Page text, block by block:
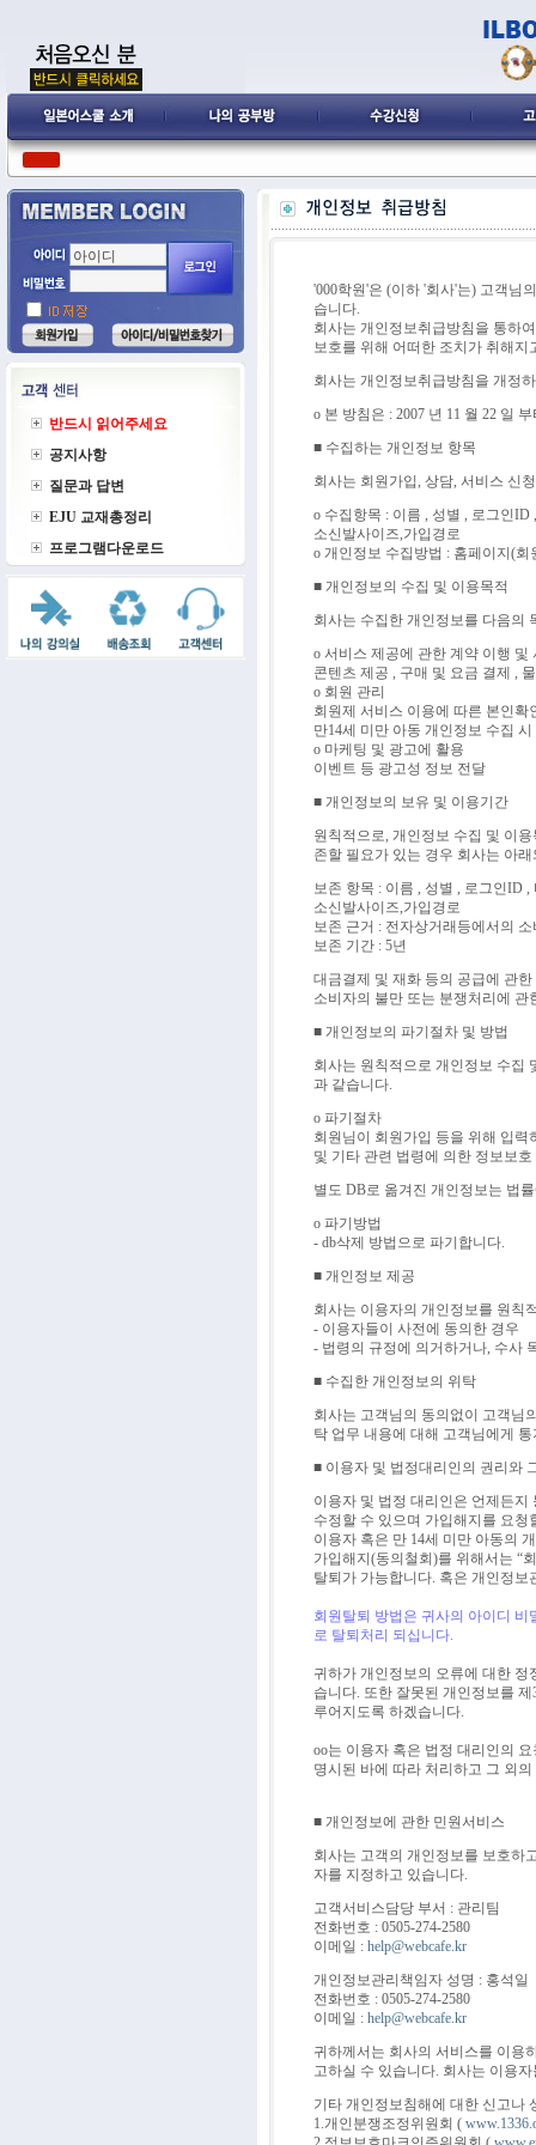
반드시 읽어주세요
공지사항
질문과 답변
EJU 교재총정리
프로그램다운로드
'000학원'은 (이하 '회사'는) 고객님
습니다.
회사는 개인정보취급방침을 통하
보호를 위해 어떠한 조치가 취해지
회사는 개인정보취급방침을 개정
ο 본 방침은 : 2007 년 11 월 22 일
■ 수집하는 개인정보 항목
회사는 회원가입, 상담, 서비스 신
ο 수집항목 : 이름 , 성별 , 로그인
소신발사이즈,가입경로
ο 개인정보 수집방법 : 홈페이지(회
■ 개인정보의 수집 및 이용목적
회사는 수집한 개인정보를 다음의
ο 서비스 제공에 관한 계약 이행 및
콘텐츠 제공 , 구매 및 요금 결제 ,
ο 회원 관리
회원제 서비스 이용에 따른 본인확
만14세 미만 아동 개인정보 수집
ο 마케팅 및 광고에 활용
이벤트 등 광고성 정보 전달
■ 개인정보의 보유 및 이용기간
원칙적으로, 개인정보 수집 및 이
존할 필요가 있는 경우 회사는 아
보존 항목 : 이름 , 성별 , 로그인ID
소신발사이즈,가입경로
보존 근거 : 전자상거래등에서의
보존 기간 : 5년
대금결제 및 재화 등의 공급에 관
소비자의 불만 또는 분쟁처리에
■ 개인정보의 파기절차 및 방법
회사는 원칙적으로 개인정보 수집
과 같습니다.
ο 파기절차
회원님이 회원가입 등을 위해 입
및 기타 관련 법령에 의한 정보보
별도 DB로 옮겨진 개인정보는 법
ο 파기방법
- db삭제 방법으로 파기합니다.
■ 개인정보 제공
회사는 이용자의 개인정보를 원칙
- 이용자들이 사전에 동의한 경우
- 법령의 규정에 의거하거나, 수사
■ 수집한 개인정보의 위탁
회사는 고객님의 동의없이 고객님
탁 업무 내용에 대해 고객님에게
■ 이용자 및 법정대리인의 권리와
이용자 및 법정 대리인은 언제든
수정할 수 있으며 가입해지를 요청
이용자 혹은 만 14세 미만 아동의
가입해지(동의철회)를 위해서는 “
탈퇴가 가능합니다. 혹은 개인정
회원탈퇴 방법은 귀사의 아이디
로 탈퇴처리 되십니다.
귀하가 개인정보의 오류에 대한
습니다. 또한 잘못된 개인정보를
루어지도록 하겠습니다.
oo는 이용자 혹은 법정 대리인의
명시된 바에 따라 처리하고 그 외
■ 개인정보에 관한 민원서비스
회사는 고객의 개인정보를 보호하
자를 지정하고 있습니다.
고객서비스담당 부서 : 관리팀
전화번호 : 0505-274-2580
이메일 : help@webcafe.kr
개인정보관리책임자 성명 : 홍석일
전화번호 : 0505-274-2580
이메일 : help@webcafe.kr
귀하께서는 회사의 서비스를 이용
고하실 수 있습니다. 회사는 이용
기타 개인정보침해에 대한 신고나
1.개인분쟁조정위원회 (